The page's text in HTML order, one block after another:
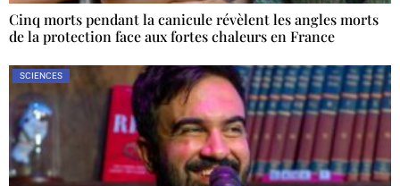
Cinq morts pendant la canicule révèlent les angles morts
de la protection face aux fortes chaleurs en France
SCIENCES